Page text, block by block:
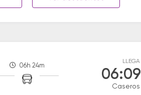
06h 24m
LLEGA
06:09
Caseros